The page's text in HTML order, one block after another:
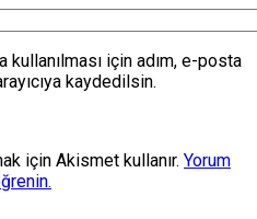
kullanılması için adım, e-posta
kaydedilsin.
için Akismet kullanır. Yorum